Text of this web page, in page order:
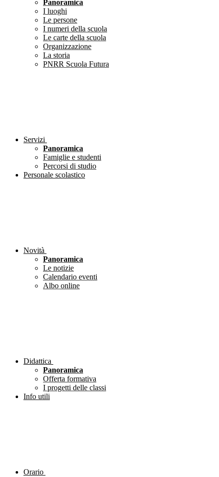
Panoramica
I luoghi
Le persone
I numeri della scuola
Le carte della scuola
Organizzazione
La storia
PNRR Scuola Futura
Servizi
Panoramica
Famiglie e studenti
Percorsi di studio
Personale scolastico
Novità
Panoramica
Le notizie
Calendario eventi
Albo online
Didattica
Panoramica
Offerta formativa
I progetti delle classi
Info utili
Orario